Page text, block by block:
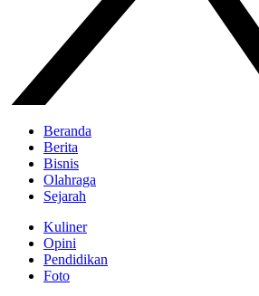
Beranda
Berita
Bisnis
Olahraga
Sejarah
Kuliner
Opini
Pendidikan
Foto